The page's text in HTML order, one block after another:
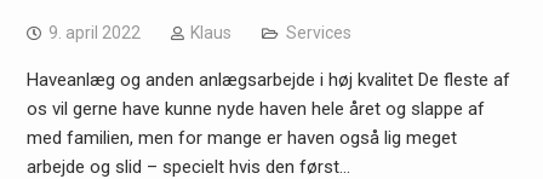
9. april 2022 Klaus Services
Haveanlæg og anden anlægsarbejde i høj kvalitet De fleste af
os vil gerne have kunne nyde haven hele året og slappe af
med familien, men for mange er haven også lig meget
arbejde og slid – specielt hvis den først…